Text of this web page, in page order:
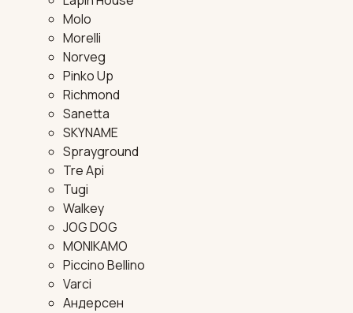
Molo
Morelli
Norveg
Pinko Up
Richmond
Sanetta
SKYNAME
Sprayground
Tre Api
Tugi
Walkey
JOG DOG
MONIKAMO
Piccino Bellino
Varci
Андерсен